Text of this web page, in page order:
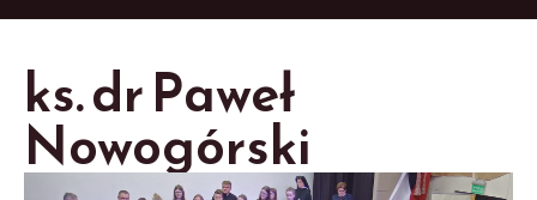
ks. dr Paweł
Nowogórski